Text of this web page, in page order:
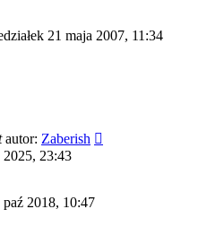
21 maja 2007, 11:34
autor: Zaberish
23:43
2018, 10:47